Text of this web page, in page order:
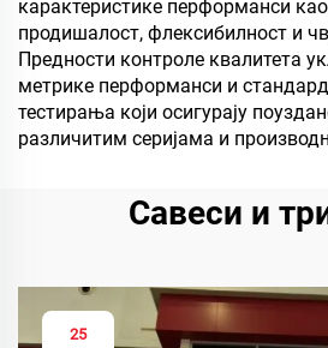
карактеристике перформанси
продишалост, флексибилност и
Предности контроле квалитета
метрике перформанси и
тестирања који осигурају
различитим серијама и
Савеси и
25